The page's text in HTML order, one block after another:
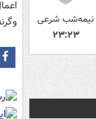
نیمه‌شب شرعی
۲۳:۲۳